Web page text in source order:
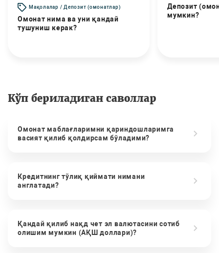
Мақолалар / Депозит (омонатлар)
Омонат нима ва уни қандай
тушуниш керак?
Депозит
мумкин?
Кўп бериладиган саволлар
Омонат маблағларимни қариндошларимга
васият қилиб қолдирсам бўладими?
Кредитнинг тўлиқ қиймати нимани
англатади?
Қандай қилиб нақд чет эл валютасини сотиб
олишим мумкин (АҚШ доллари)?